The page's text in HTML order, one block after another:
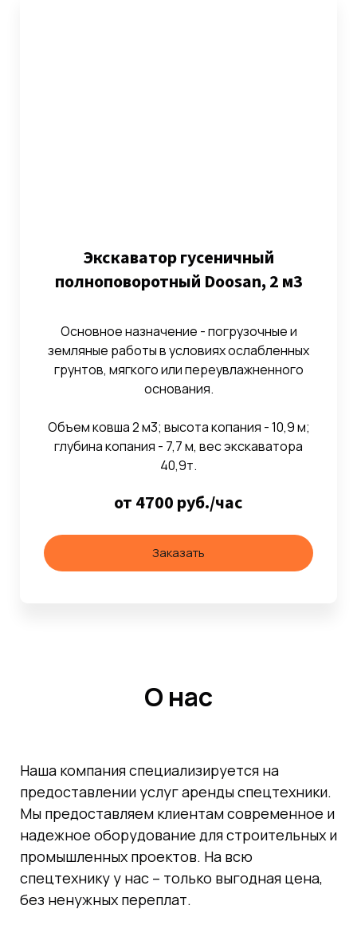
Экскаватор гусеничный
полноповоротный Doosan, 2 м3
Основное назначение - погрузочные и
земляные работы в условиях ослабленных
грунтов, мягкого или переувлажненного
основания.
Объем ковша 2 м3; высота копания - 10,9 м;
глубина копания - 7,7 м, вес экскаватора
40,9т.
от 4700 руб./час
Заказать
О нас
Наша компания специализируется на
предоставлении услуг аренды спецтехники.
Мы предоставляем клиентам современное и
надежное оборудование для строительных и
промышленных проектов. На всю
спецтехнику у нас – только выгодная цена,
без ненужных переплат.